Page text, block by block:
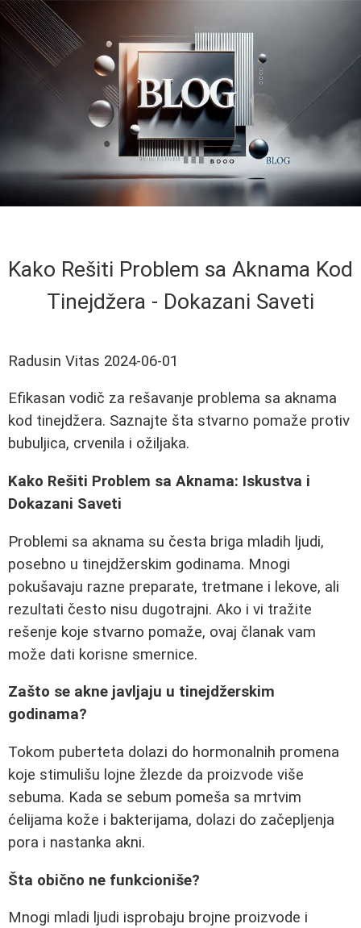
Kako Rešiti Problem sa Aknama Kod
Tinejdžera - Dokazani Saveti
Radusin Vitas 2024-06-01
Efikasan vodič za rešavanje problema sa aknama
kod tinejdžera. Saznajte šta stvarno pomaže protiv
bubuljica, crvenila i ožiljaka.
Kako Rešiti Problem sa Aknama: Iskustva i
Dokazani Saveti
Problemi sa aknama su česta briga mladih ljudi,
posebno u tinejdžerskim godinama. Mnogi
pokušavaju razne preparate, tretmane i lekove, ali
rezultati često nisu dugotrajni. Ako i vi tražite
rešenje koje stvarno pomaže, ovaj članak vam
može dati korisne smernice.
Zašto se akne javljaju u tinejdžerskim
godinama?
Tokom puberteta dolazi do hormonalnih promena
koje stimulišu lojne žlezde da proizvode više
sebuma. Kada se sebum pomeša sa mrtvim
ćelijama kože i bakterijama, dolazi do začepljenja
pora i nastanka akni.
Šta obično ne funkcioniše?
Mnogi mladi ljudi isprobaju brojne proizvode i